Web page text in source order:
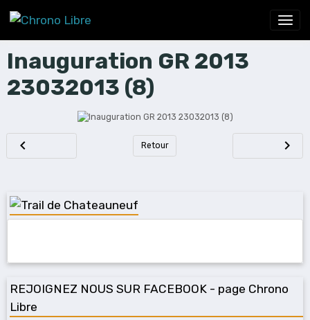
Inauguration GR 2013
23032013 (8)
Retour
REJOIGNEZ NOUS SUR FACEBOOK - page Chrono
Libre